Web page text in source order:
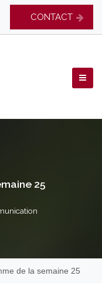
CONTACT
25
de la semaine 25